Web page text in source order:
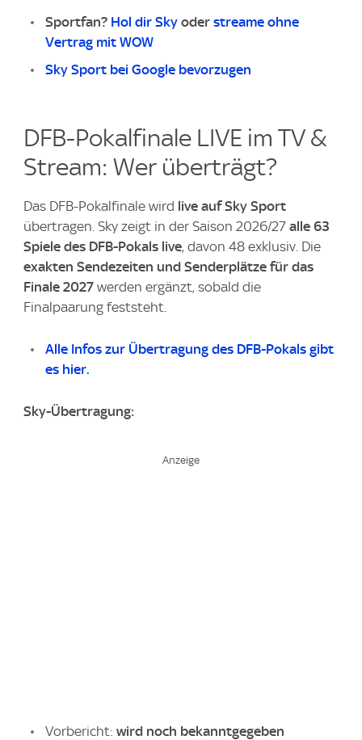
Sportfan? Hol dir Sky oder streame ohne
Vertrag mit WOW
Sky Sport bei Google bevorzugen
DFB-Pokalfinale LIVE im TV &
Stream: Wer überträgt?
Das DFB-Pokalfinale wird live auf Sky Sport
übertragen. Sky zeigt in der Saison 2026/27 alle 63
Spiele des DFB-Pokals live, davon 48 exklusiv. Die
exakten Sendezeiten und Senderplätze für das
Finale 2027 werden ergänzt, sobald die
Finalpaarung feststeht.
Alle Infos zur Übertragung des DFB-Pokals gibt
es hier.
Sky-Übertragung:
Vorbericht: wird noch bekanntgegeben